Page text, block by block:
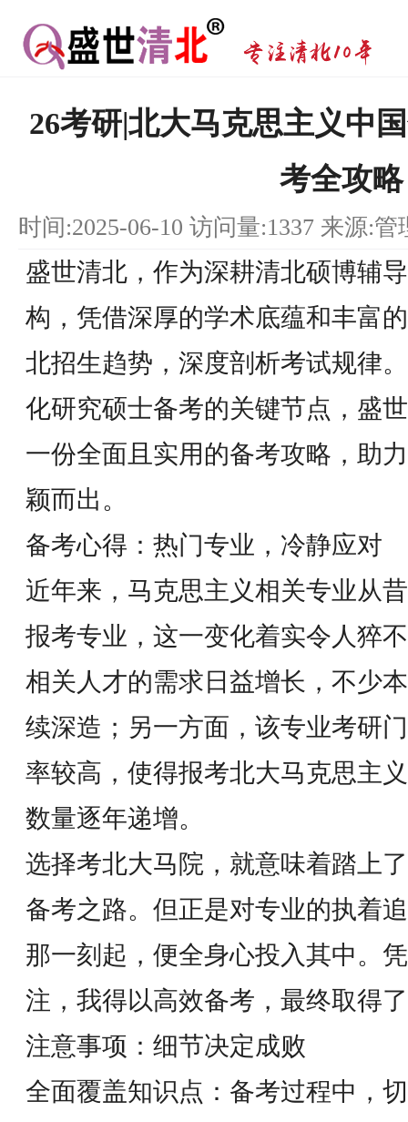
26考研|北大马克思主义中
考全攻略
时间:2025-06-10 访问量:1337 来源:管
盛世清北，作为深耕清北硕博辅
构，凭借深厚的学术底蕴和丰富
北招生趋势，深度剖析考试规律
化研究硕士备考的关键节点，盛
一份全面且实用的备考攻略，助
颖而出。
备考心得：热门专业，冷静应对
近年来，马克思主义相关专业从
报考专业，这一变化着实令人猝
相关人才的需求日益增长，不少
续深造；另一方面，该专业考研
率较高，使得报考北大马克思主
数量逐年递增。
选择考北大马院，就意味着踏上
备考之路。但正是对专业的执着
那一刻起，便全身心投入其中。
注，我得以高效备考，最终取得
注意事项：细节决定成败
全面覆盖知识点：备考过程中，